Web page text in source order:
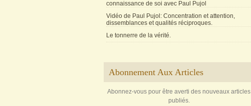
connaissance de soi avec Paul Pujol
Vidéo de Paul Pujol: Concentration et attention,
dissemblances et qualités réciproques.
Le tonnerre de la vérité.
Abonnement Aux Articles
Abonnez-vous pour être averti des nouveaux articles
publiés.